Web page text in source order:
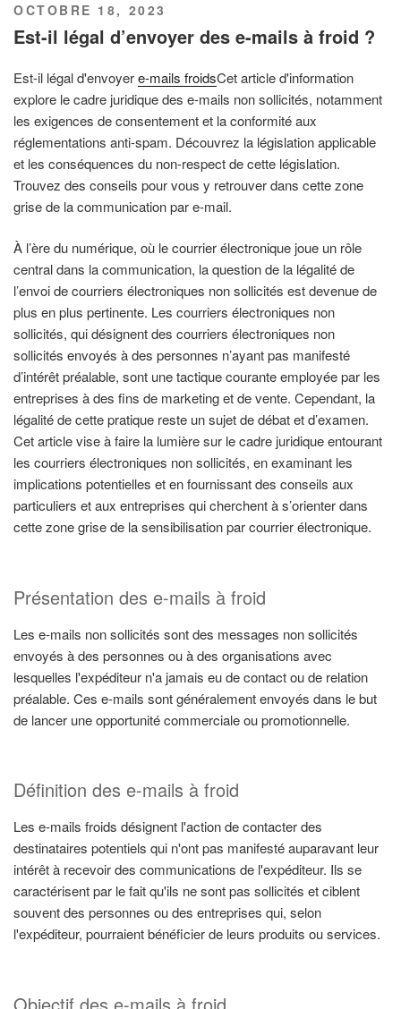
PUBLIÉ
LE
OCTOBRE 18, 2023
Est-il légal d’envoyer des e-mails à froid ?
Est-il légal d'envoyere-mails froidsCet article d'information
explore le cadre juridique des e-mails non sollicités, notamment
les exigences de consentement et la conformité aux
réglementations anti-spam. Découvrez la législation applicable
et les conséquences du non-respect de cette législation.
Trouvez des conseils pour vous y retrouver dans cette zone
grise de la communication par e-mail.
À l’ère du numérique, où le courrier électronique joue un rôle
central dans la communication, la question de la légalité de
l’envoi de courriers électroniques non sollicités est devenue de
plus en plus pertinente. Les courriers électroniques non
sollicités, qui désignent des courriers électroniques non
sollicités envoyés à des personnes n’ayant pas manifesté
d’intérêt préalable, sont une tactique courante employée par les
entreprises à des fins de marketing et de vente. Cependant, la
légalité de cette pratique reste un sujet de débat et d’examen.
Cet article vise à faire la lumière sur le cadre juridique entourant
les courriers électroniques non sollicités, en examinant les
implications potentielles et en fournissant des conseils aux
particuliers et aux entreprises qui cherchent à s’orienter dans
cette zone grise de la sensibilisation par courrier électronique.
Présentation des e-mails à froid
Les e-mails non sollicités sont des messages non sollicités
envoyés à des personnes ou à des organisations avec
lesquelles l'expéditeur n'a jamais eu de contact ou de relation
préalable. Ces e-mails sont généralement envoyés dans le but
de lancer une opportunité commerciale ou promotionnelle.
Définition des e-mails à froid
Les e-mails froids désignent l'action de contacter des
destinataires potentiels qui n'ont pas manifesté auparavant leur
intérêt à recevoir des communications de l'expéditeur. Ils se
caractérisent par le fait qu'ils ne sont pas sollicités et ciblent
souvent des personnes ou des entreprises qui, selon
l'expéditeur, pourraient bénéficier de leurs produits ou services.